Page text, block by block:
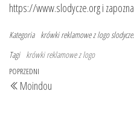
https://www.slodycze.org i
Kategoria krówki reklamowe z logo
Tagi krówki reklamowe z logo
Nawigacja
wpisu
Poprzedni
wpis
POPRZEDNI
Moindou